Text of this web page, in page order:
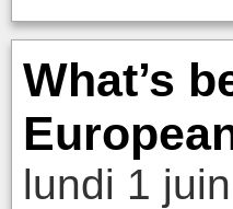
What’s
lundi 1